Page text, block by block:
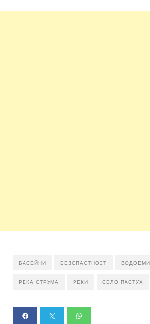
БАСЕЙНИ БЕЗОПАСТНОСТ ВОДОЕМИ
РЕКА СТРУМА РЕКИ СЕЛО ПАСТУХ